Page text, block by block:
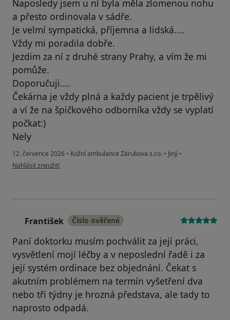
Naposledy jsem u ní byla měla zlomenou nohu
a přesto ordinovala v sádře.
Je velmí sympatická, příjemna a lidská....
Vždy mi poradila dobře.
Jezdim za ní z druhé strany Prahy, a vím že mi
pomůže.
Doporučuji....
Čekárna je vždy plná a každy pacient je trpělivý
a ví že na špičkového odborníka vždy se vyplatí
počkat:)
Nely
12. července 2026 • Kožní ambulance Zárubova s.r.o. • Jiný •
podle názoru uživatele Nelya Padalka 1976
Nahlásit zneužití
František Číslo ověřené
Paní doktorku musím pochválit za její práci,
vysvětlení mojí léčby a v neposlední řadě i za
její systém ordinace bez objednání. Čekat s
akutním problémem na termín vyšetření dva
nebo tři týdny je hrozná představa, ale tady to
naprosto odpadá.